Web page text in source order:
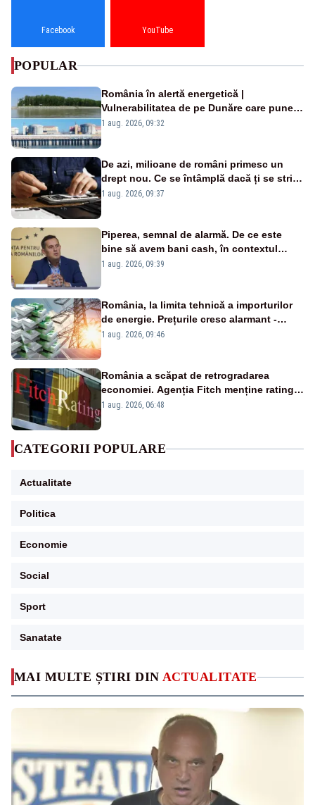
MAI MULTE ȘTIRI DIN ACTUALITATE
Facebook YouTube
POPULAR
România în alertă energetică |
Vulnerabilitatea de pe Dunăre care pune
în pericol Centrala Cernavodă era
1 aug. 2026, 09:32
De azi, milioane de români primesc un
drept nou. Ce se întâmplă dacă ți se strică
un produs
1 aug. 2026, 09:37
Piperea, semnal de alarmă. De ce este
bine să avem bani cash, în contextul
alertei energetice?
1 aug. 2026, 09:39
România, la limita tehnică a importurilor
de energie. Prețurile cresc alarmant -
Analiză Realitatea Plus
1 aug. 2026, 09:46
România a scăpat de retrogradarea
economiei. Agenția Fitch menține ratingul
„BBB-” cu perspectivă negativă
1 aug. 2026, 06:48
CATEGORII POPULARE
Actualitate
Politica
Economie
Social
Sport
Sanatate